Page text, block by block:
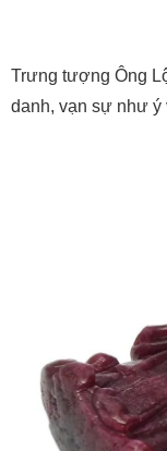
Trưng tượng Ông
danh, vạn sự như ý